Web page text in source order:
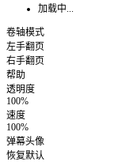
加载中...
卷轴模式
左手翻页
右手翻页
帮助
透明度
100%
速度
100%
弹幕头像
恢复默认